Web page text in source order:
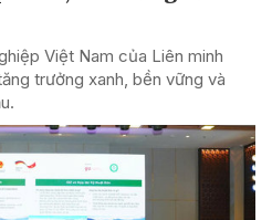
Việt Nam của Liên minh
trưởng xanh, bền vững và